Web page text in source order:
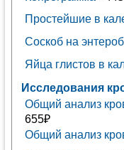
Простейшие в
Соскоб на
Яйца глистов в
Исследования
Общий анализ
655₽
Общий анализ